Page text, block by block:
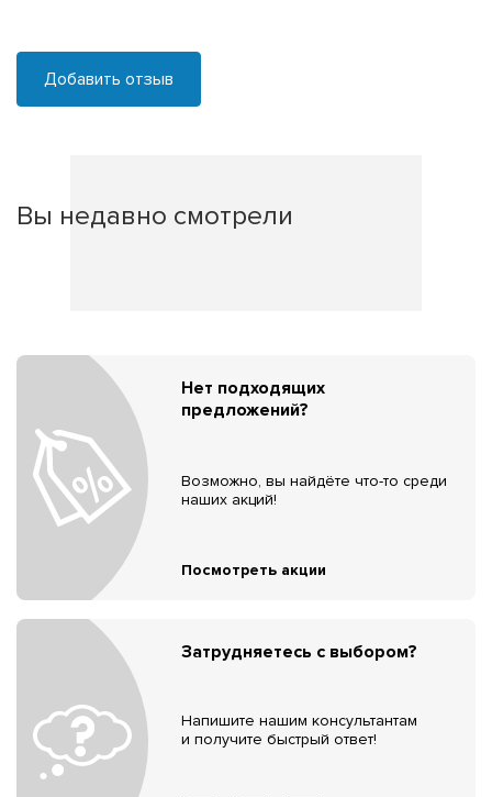
Добавить отзыв
Вы недавно смотрели
Нет подходящих
предложений?
Возможно, вы найдёте что-то среди
наших акций!
Посмотреть акции
Затрудняетесь с выбором?
Напишите нашим консультантам
и получите быстрый ответ!